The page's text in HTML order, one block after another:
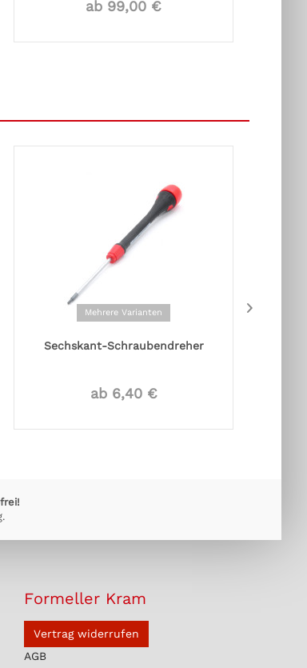
ab 99,00 €
Mehrere Varianten
Sechskant-Schraubendreher
ab 6,40 €
Formeller Kram
Vertrag widerrufen
AGB